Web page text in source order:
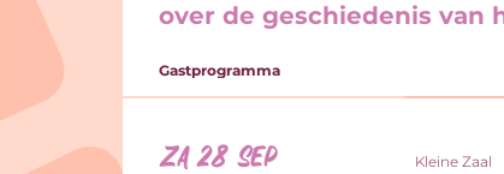
over de geschiedenis van
Gastprogramma
za 28 sep Kleine Zaal